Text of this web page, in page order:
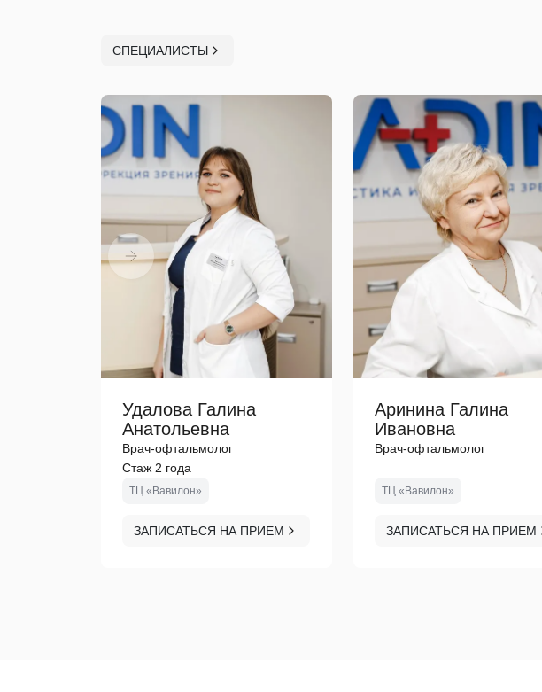
СПЕЦИАЛИСТЫ
Удалова Галина
Анатольевна
Врач-офтальмолог
Стаж 2 года
ТЦ «Вавилон»
ЗАПИСАТЬСЯ НА ПРИЕМ
Аринина Галина
Ивановна
Врач-офтальмолог
ТЦ «Вавилон»
ЗАПИСАТЬСЯ НА ПРИЕМ